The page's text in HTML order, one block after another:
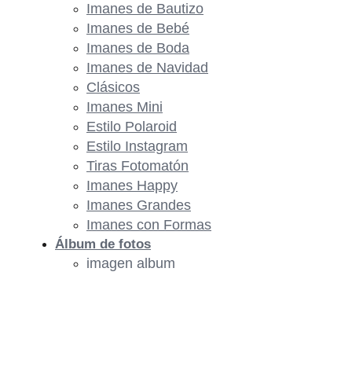
Imanes de Bautizo
Imanes de Bebé
Imanes de Boda
Imanes de Navidad
Clásicos
Imanes Mini
Estilo Polaroid
Estilo Instagram
Tiras Fotomatón
Imanes Happy
Imanes Grandes
Imanes con Formas
Álbum de fotos
imagen album